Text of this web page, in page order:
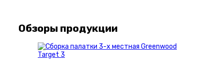
Обзоры продукции